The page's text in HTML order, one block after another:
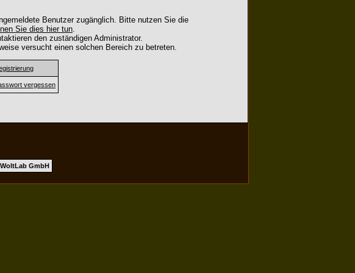
Benutzer zugänglich. Bitte nutzen Sie die
Sie dies hier tun.
den zuständigen Administrator.
versucht einen solchen Bereich zu betreten.
vergessen
WoltLab GmbH